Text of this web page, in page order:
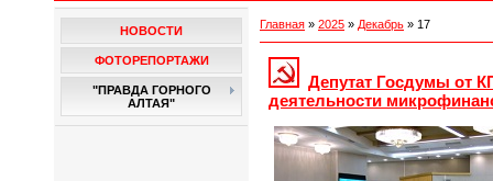
НОВОСТИ
ФОТОРЕПОРТАЖИ
"ПРАВДА ГОРНОГО
АЛТАЯ"
Главная » 2025 » Декабрь » 17
Депутат Госдумы от
деятельности